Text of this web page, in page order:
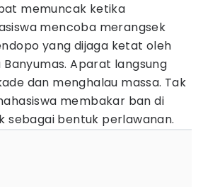
memuncak ketika
mencoba merangsek
yang dijaga ketat oleh
Aparat langsung
dan menghalau massa. Tak
membakar ban di
sebagai bentuk perlawanan.